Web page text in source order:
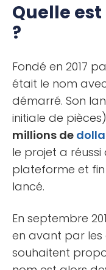
Quelle est
?
Fondé en 2017
était le nom
démarré. Son
initiale de
millions de
le projet a
plateforme et fin
lancé.
En septembre
en avant par les
souhaitent